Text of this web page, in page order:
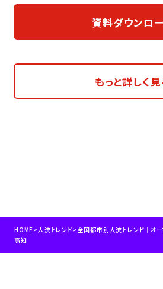
資料ダウンロ
もっと詳しく
HOME>人流トレンド>全国都市別人流トレンド｜オ
高知